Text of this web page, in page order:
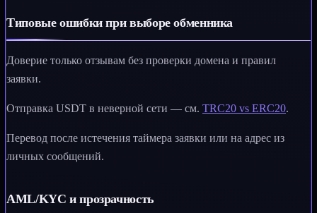
Типовые ошибки при выборе обменника
Доверие только отзывам без проверки домена и правил
заявки.
Отправка USDT в неверной сети — см. TRC20 vs ERC20.
Перевод после истечения таймера заявки или на адрес из
личных сообщений.
AML/KYC и прозрачность